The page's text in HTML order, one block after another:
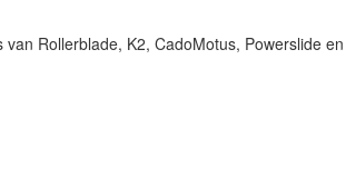
Rollerblade, K2, CadoMotus, Powerslide